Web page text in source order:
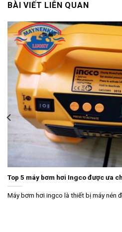
BÀI VIẾT LIÊN QUAN
Top 5 máy bơm hơi Ingco được ưa
Máy bơm hơi ingco là thiết bị máy nén